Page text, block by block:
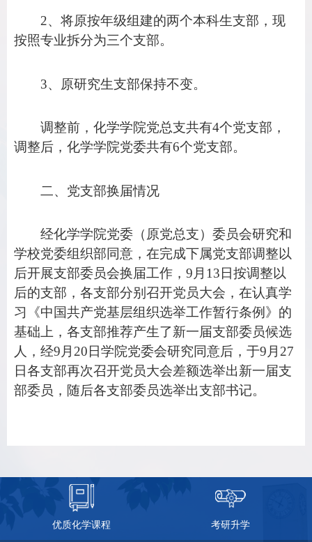
2、将原按年级组建的两个本科生支部，现
按照专业拆分为三个支部。
3、原研究生支部保持不变。
调整前，化学学院党总支共有4个党支部，
调整后，化学学院党委共有6个党支部。
二、党支部换届情况
经化学学院党委（原党总支）委员会研究和
学校党委组织部同意，在完成下属党支部调整以
后开展支部委员会换届工作， 9月 13 日按调整以
后的支部，各支部分别召开党员大会，在认真学
习《中国共产党基层组织选举工作暂行条例》的
基础上，各支部推荐产生了新一届支部委员候选
人，经9月 20 日学院党委会研究同意后，于9月 27
日各支部再次召开党员大会差额选举出新一届支
部委员，随后各支部委员选举出支部书记。
优质化学课程 考研升学